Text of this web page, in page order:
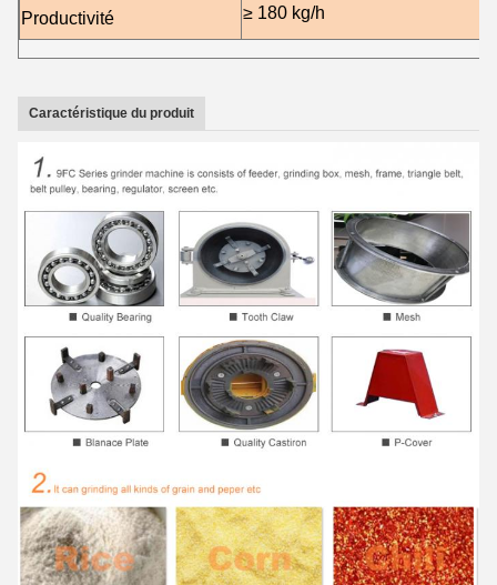
Productivité
≥ 180 kg/h
Caractéristique du produit